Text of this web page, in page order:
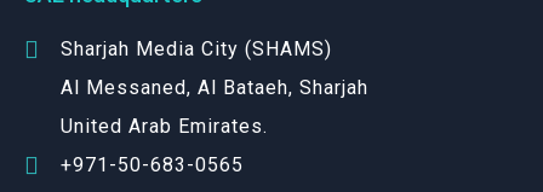
Sharjah Media City (SHAMS)
Al Messaned, Al Bataeh, Sharjah
United Arab Emirates.
+971-50-683-0565